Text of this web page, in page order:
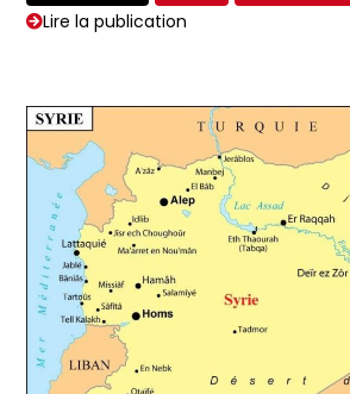
Lire la publication